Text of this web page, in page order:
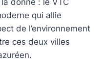
donne : le VTC
qui allie
de l’environnement
ces deux villes